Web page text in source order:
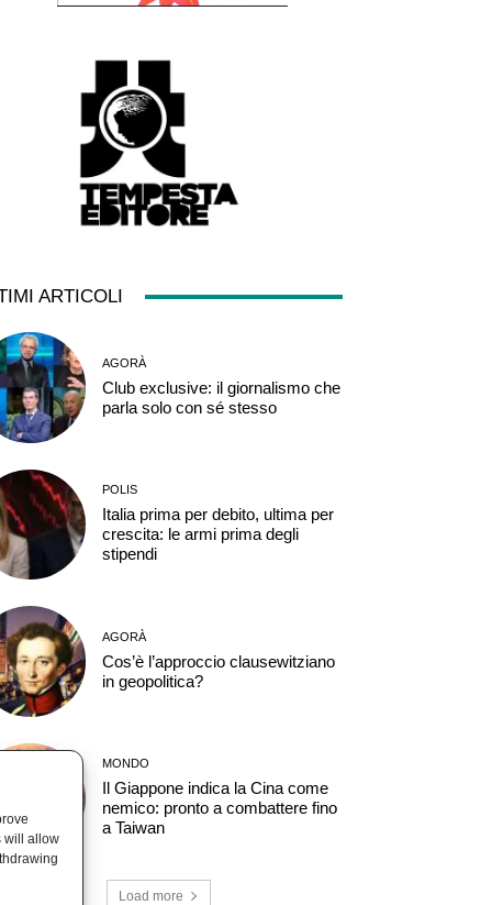
will allow
ARTICOLI
AGORÀ
Club exclusive: il giornalismo che
parla solo con sé stesso
POLIS
Italia prima per debito, ultima per
crescita: le armi prima degli
stipendi
AGORÀ
Cos’è l’approccio clausewitziano
in geopolitica?
MONDO
Il Giappone indica la Cina come
nemico: pronto a combattere fino
a Taiwan
Load more